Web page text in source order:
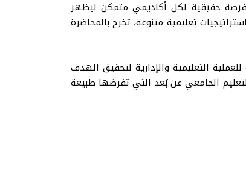
فرصة حقيقية لكل أكاديمي متمكن ليظهر
تعليمية متنوعة، تخرج بالمحاضرة
التعليمية والإدارية لتحقيق الهدف
الجامعي عن بُعد التي تفرضها طبيعة